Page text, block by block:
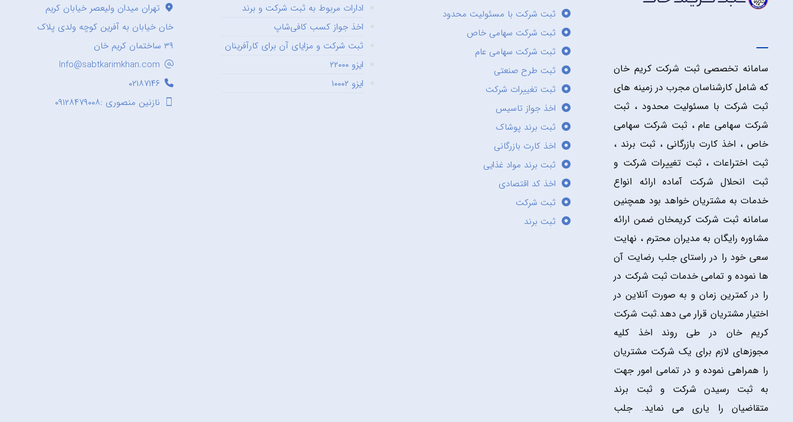
سامانه تخصصی ثبت شرکت کریم خان
که شامل کارشناسان مجرب در زمینه های
ثبت شرکت با مسئولیت محدود ، ثبت
شرکت سهامی عام ، ثبت شرکت سهامی
خاص ، اخذ کارت بازرگانی ، ثبت برند ،
ثبت اختراعات ، ثبت تغییرات شرکت و
ثبت انحلال شرکت آماده ارائه انواع
خدمات به مشتریان خواهد بود همچنین
سامانه ثبت شرکت کریمخان ضمن ارائه
مشاوره رایگان به مدیران محترم ، نهایت
سعی خود را در راستای جلب رضایت آن
ها نموده و تمامی خدمات ثبت شرکت در
را در کمترین زمان و به صورت آنلاین در
اختیار مشتریان قرار می دهد.ثبت شرکت
کریم خان در طی روند اخذ کلیه
مجوزهای لازم برای یک شرکت مشتریان
را همراهی نموده و در تمامی امور جهت
به ثبت رسیدن شرکت و ثبت برند
متقاضیان را یاری می نماید. جلب
ثبت شرکت با مسئولیت محدود
ثبت شرکت سهامی خاص
ثبت شرکت سهامی عام
ثبت طرح صنعتی
ثبت تغییرات شرکت
اخذ جواز تاسیس
ثبت برند پوشاک
اخذ کارت بازرگانی
ثبت برند مواد غذایی
اخذ کد اقتصادی
ثبت شرکت
ثبت برند
ادارات مربوط به ثبت شرکت و برند
اخذ جواز کسب کافی‌شاپ
ثبت شرکت و مزایای آن برای کارآفرینان
ایزو ۲۲۰۰۰
ایزو ۱۰۰۰۲
تهران میدان ولیعصر خیابان کریم
خان خیابان به آفرین کوچه ولدی پلاک
۳۹ ساختمان کریم خان
Info@sabtkarimkhan.com
۰۲۱۸۷۱۴۶
نازنین منصوری :۰۹۱۲۸۴۷۹۰۰۸